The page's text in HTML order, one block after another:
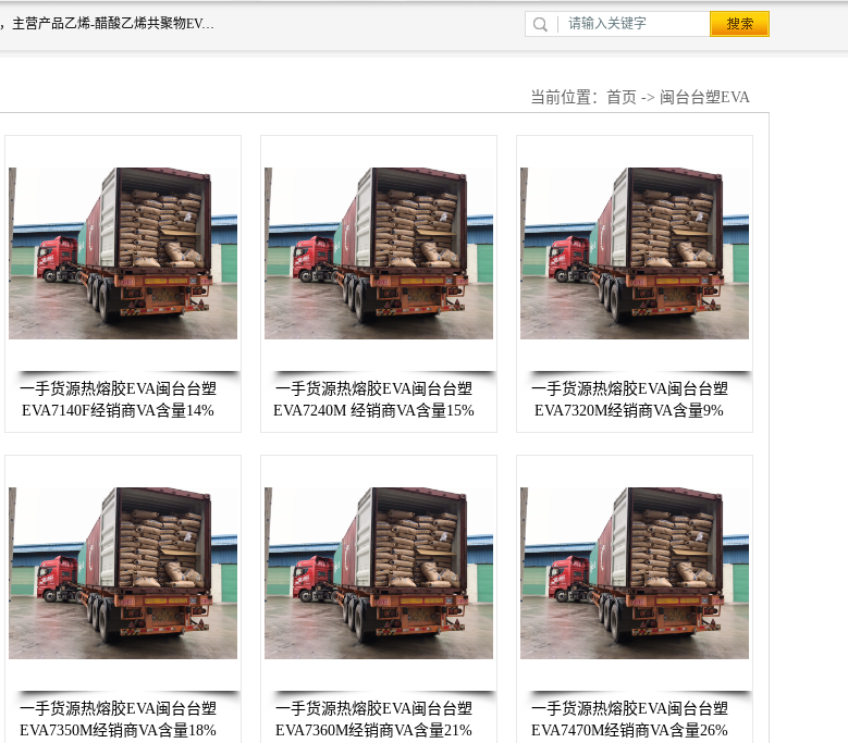
东莞市恒屹国际贸易有限公司（简称：恒屹国际）是一家石化原料综合营销服务商，主营产品乙烯-醋酸乙烯共聚物EVA、聚酰胺PA（尼龙）、醚酯型热塑弹性体TPEE等，公司秉承以市场为导向的战略思想，致力于大宗石化原料在中国市场的营销服务业务，为客户提供一站式的全面服务。
当前位置： 首页 -> 闽台台塑EVA
一手货源热熔胶EVA闽台台塑
EVA7140F经销商VA含量14%
一手货源热熔胶EVA闽台台塑
EVA7240M 经销商VA含量15%
一手货源热熔胶EVA闽台台塑
EVA7320M经销商VA含量9%
一手货源热熔胶EVA闽台台塑
EVA7350M经销商VA含量18%
一手货源热熔胶EVA闽台台塑
EVA7360M经销商VA含量21%
一手货源热熔胶EVA闽台台塑
EVA7470M经销商VA含量26%